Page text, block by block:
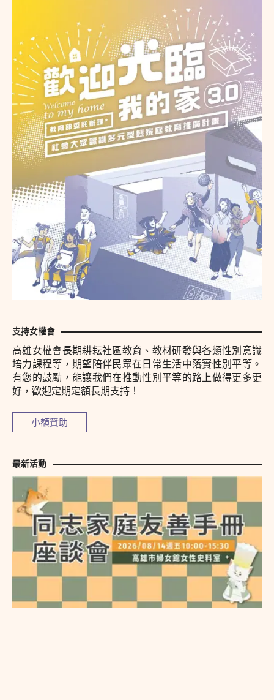
支持女權會
高雄女權會長期耕耘社區教育、教材研發與各類性別意識
培力課程等，期望陪伴民眾在日常生活中落實性別平等。
有您的鼓勵，能讓我們在推動性別平等的路上做得更多更
好，歡迎定期定額長期支持！
小額贊助
最新活動